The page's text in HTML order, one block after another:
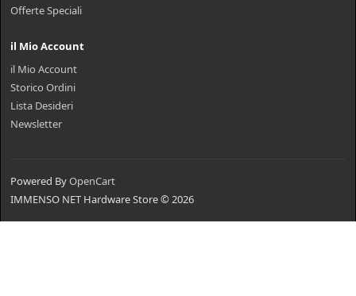
Offerte Speciali
il Mio Account
il Mio Account
Storico Ordini
Lista Desideri
Newsletter
Powered ByOpenCart
IMMENSO NET Hardware Store © 2026